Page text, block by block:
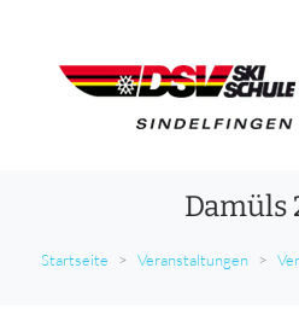
Damüls
Startseite Veranstaltungen